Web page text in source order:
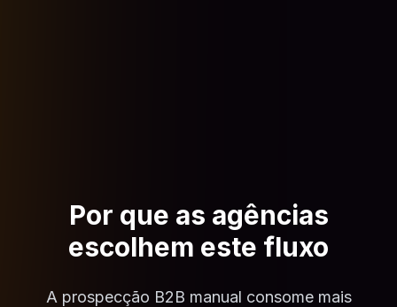
Por que as agências
escolhem este fluxo
A prospecção B2B manual consome mais